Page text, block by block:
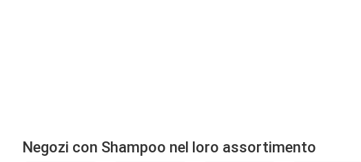
Negozi con Shampoo nel loro assortimento